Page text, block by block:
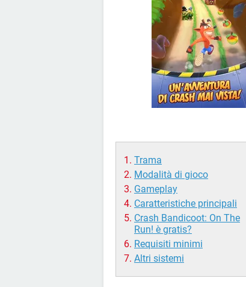
Trama
Modalità di gioco
Gameplay
Caratteristiche principali
Crash Bandicoot: On The
Run! è gratis?
Requisiti minimi
Altri sistemi